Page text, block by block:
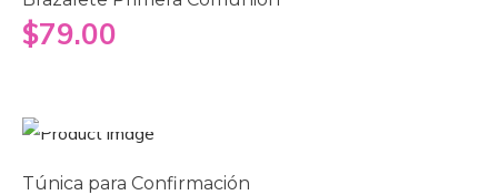
$79.00
Túnica para Confirmación